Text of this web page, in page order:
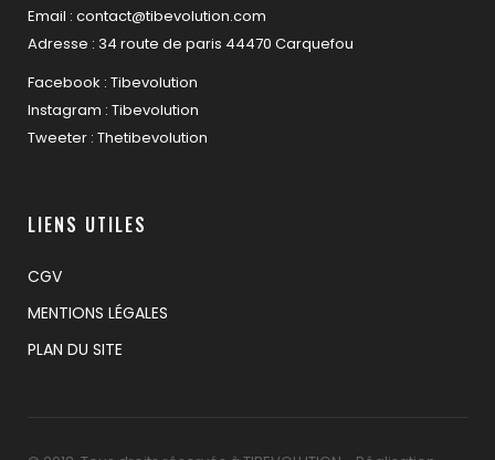
Email : contact@tibevolution.com
Adresse : 34 route de paris 44470 Carquefou
Facebook : Tibevolution
Instagram : Tibevolution
Tweeter : Thetibevolution
LIENS UTILES
CGV
MENTIONS LÉGALES
PLAN DU SITE